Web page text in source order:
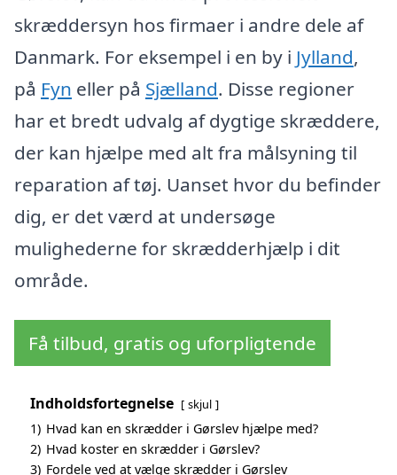
skræddersyn hos firmaer i andre dele af
Danmark. For eksempel i en by i Jylland,
på Fyn eller på Sjælland. Disse regioner
har et bredt udvalg af dygtige skræddere,
der kan hjælpe med alt fra målsyning til
reparation af tøj. Uanset hvor du befinder
dig, er det værd at undersøge
mulighederne for skrædderhjælp i dit
område.
Få tilbud, gratis og uforpligtende
Indholdsfortegnelse skjul
1) Hvad kan en skrædder i Gørslev hjælpe med?
2) Hvad koster en skrædder i Gørslev?
3) Fordele ved at vælge skrædder i Gørslev